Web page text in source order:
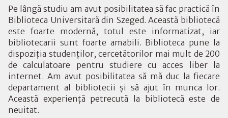
Pe lângă studiu am avut posibilitatea să fac practică în
Biblioteca Universitară din Szeged. Această bibliotecă
este foarte modernă, totul este informatizat, iar
bibliotecarii sunt foarte amabili. Biblioteca pune la
dispoziţia studenţilor, cercetătorilor mai mult de 200
de calculatoare pentru studiere cu acces liber la
internet. Am avut posibilitatea să mă duc la fiecare
departament al bibliotecii şi să ajut în munca lor.
Această experienţă petrecută la bibliotecă este de
neuitat.